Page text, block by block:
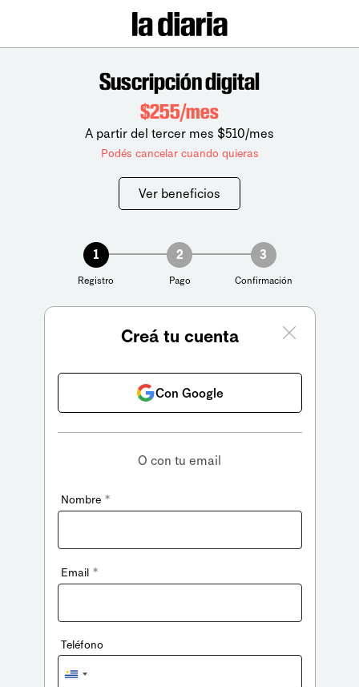
Suscripción digital
$255/mes
A partir del tercer mes $510/mes
Podés cancelar cuando quieras
Ver beneficios
1
Registro
2
Pago
3
Confirmación
Creá tu cuenta
Con Google
O con tu email
Nombre *
Email *
Teléfono
Uruguay